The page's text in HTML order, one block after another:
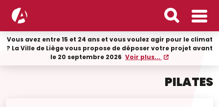
Vous avez entre 15 et 24 ans et vous voulez agir pour le climat
? La Ville de Liège vous propose de déposer votre projet avant
le 20 septembre 2026 Voir plus...
PILATES